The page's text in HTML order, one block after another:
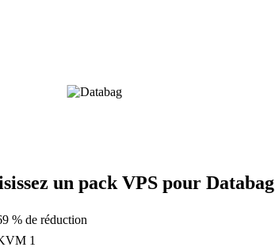
un pack VPS pour Databag
% de réduction
1